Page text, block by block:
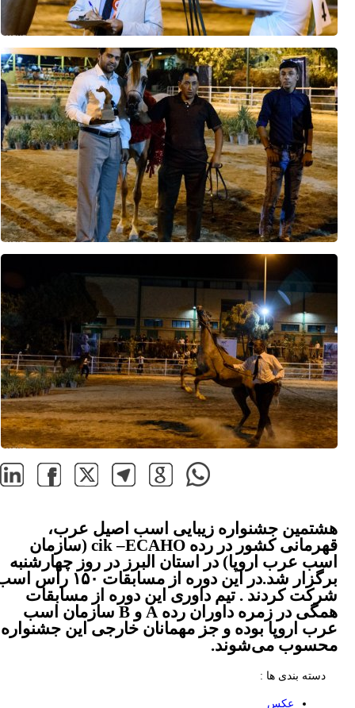
هشتمین جشنواره زیبایی اسب اصیل عرب،
قهرمانی کشور در رده cik –ECAHO (سازمان
اسب عرب اروپا) در استان البرز در روز چهارشنبه
برگزار شد.در این دوره از مسابقات ۱۵۰ رأس اسب
شرکت کردند . تیم داوری این دوره از مسابقات
همگی در زمره داوران رده A و B سازمان اسب
عرب اروپا بوده و جز مهمانان خارجی این جشنواره
محسوب می‌شوند.
دسته بندی ها :
عکس